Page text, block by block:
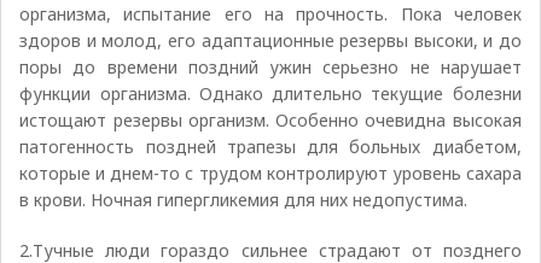
организма, испытание его на прочность. Пока человек
здоров и молод, его адаптационные резервы высоки, и до
поры до времени поздний ужин серьезно не нарушает
функции организма. Однако длительно текущие болезни
истощают резервы организм. Особенно очевидна высокая
патогенность поздней трапезы для больных диабетом,
которые и днем-то с трудом контролируют уровень сахара
в крови. Ночная гипергликемия для них недопустима.
2.Тучные люди гораздо сильнее страдают от позднего